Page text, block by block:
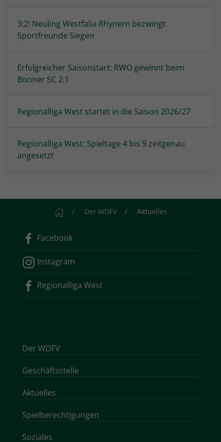
3:2! Neuling Westfalia Rhynern bezwingt
Sportfreunde Siegen
Erfolgreicher Saisonstart: RWO gewinnt beim
Bonner SC 2:1
Regionalliga West startet in die Saison 2026/27
Regionalliga West: Spieltage 4 bis 9 zeitgenau
angesetzt
StartseiteDer WDFV Aktuelles
Facebook
Instagram
Regionalliga West
Der WDFV
Geschäftsstelle
Aktuelles
Spielberechtigungen
Soziales